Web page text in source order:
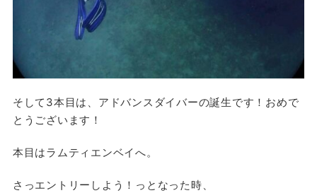
そして3本目は、アドバンスダイバーの誕生です！おめで
とうございます！
本目はラムティエンベイへ。
さっエントリーしよう！っとなった時、